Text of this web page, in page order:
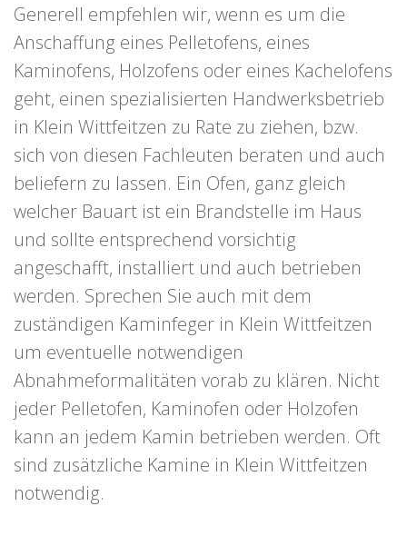
Generell empfehlen wir, wenn es um die
Anschaffung eines Pelletofens, eines
Kaminofens, Holzofens oder eines Kachelofens
geht, einen spezialisierten Handwerksbetrieb
in Klein Wittfeitzen zu Rate zu ziehen, bzw.
sich von diesen Fachleuten beraten und auch
beliefern zu lassen. Ein Ofen, ganz gleich
welcher Bauart ist ein Brandstelle im Haus
und sollte entsprechend vorsichtig
angeschafft, installiert und auch betrieben
werden. Sprechen Sie auch mit dem
zuständigen Kaminfeger in Klein Wittfeitzen
um eventuelle notwendigen
Abnahmeformalitäten vorab zu klären. Nicht
jeder Pelletofen, Kaminofen oder Holzofen
kann an jedem Kamin betrieben werden. Oft
sind zusätzliche Kamine in Klein Wittfeitzen
notwendig.